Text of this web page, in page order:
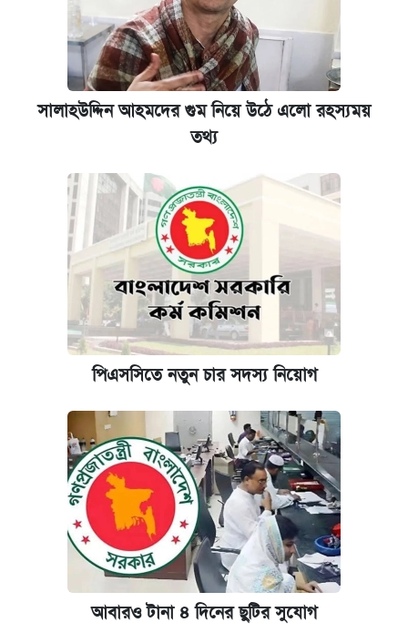
সালাহউদ্দিন আহমদের গুম নিয়ে উঠে এলো রহস্যময়
তথ্য
পিএসসিতে নতুন চার সদস্য নিয়োগ
আবারও টানা ৪ দিনের ছুটির সুযোগ